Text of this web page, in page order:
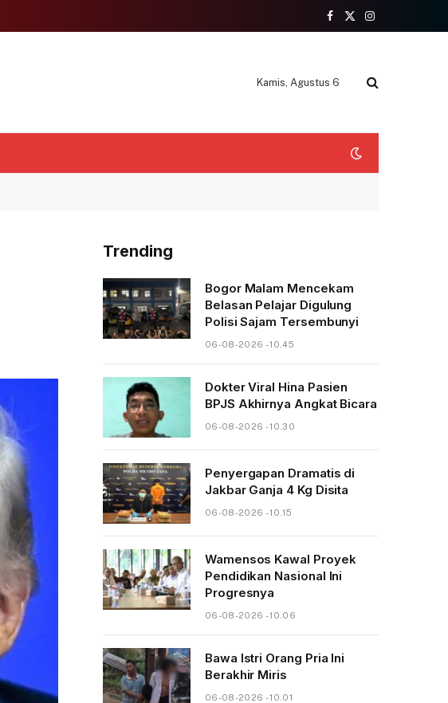
Facebook
X
Instagram
Kamis, Agustus 6
Trending
Bogor Malam Mencekam
Belasan Pelajar Digulung
Polisi Sajam Tersembunyi
06-08-2026 - 10.45
Dokter Viral Hina Pasien
BPJS Akhirnya Angkat Bicara
06-08-2026 - 10.30
Penyergapan Dramatis di
Jakbar Ganja 4 Kg Disita
06-08-2026 - 10.15
Wamensos Kawal Proyek
Pendidikan Nasional Ini
Progresnya
06-08-2026 - 10.06
Bawa Istri Orang Pria Ini
Berakhir Miris
06-08-2026 - 10.01